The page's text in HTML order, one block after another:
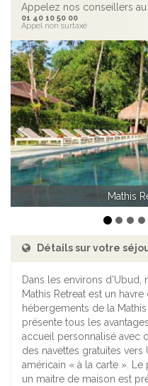
Appelez nos conseillers au
01 40 10 50 00
Appel non surtaxé
Mathis
Mathis
Précédent
Détails sur votre
Dans les environs
Mathis Retreat est un
hébergements de la
présente tous les
accueil personnalisé avec
des navettes gratuites
américain « à la carte ».
un maitre de maison est